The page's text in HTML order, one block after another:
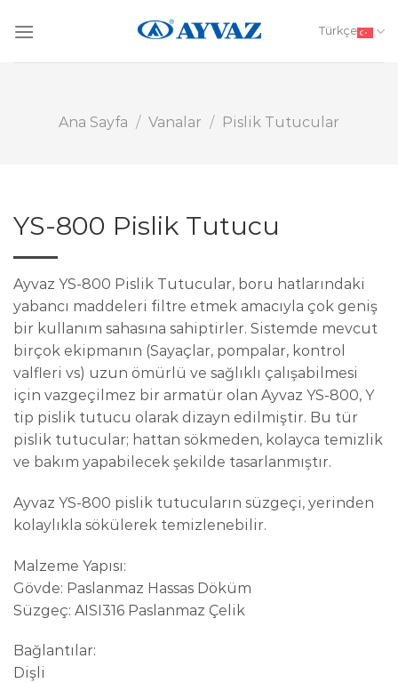
Türkçe
Ana Sayfa / Vanalar / Pislik Tutucular
YS-800 Pislik Tutucu
Ayvaz YS-800 Pislik Tutucular, boru hatlarındaki
yabancı maddeleri filtre etmek amacıyla çok geniş
bir kullanım sahasına sahiptirler. Sistemde mevcut
birçok ekipmanın (Sayaçlar, pompalar, kontrol
valfleri vs) uzun ömürlü ve sağlıklı çalışabilmesi
için vazgeçilmez bir armatür olan Ayvaz YS-800, Y
tip pislik tutucu olarak dizayn edilmiştir. Bu tür
pislik tutucular; hattan sökmeden, kolayca temizlik
ve bakım yapabilecek şekilde tasarlanmıştır.
Ayvaz YS-800 pislik tutucuların süzgeçi, yerinden
kolaylıkla sökülerek temizlenebilir.
Malzeme Yapısı:
Gövde: Paslanmaz Hassas Döküm
Süzgeç: AISI316 Paslanmaz Çelik
Bağlantılar:
Dişli